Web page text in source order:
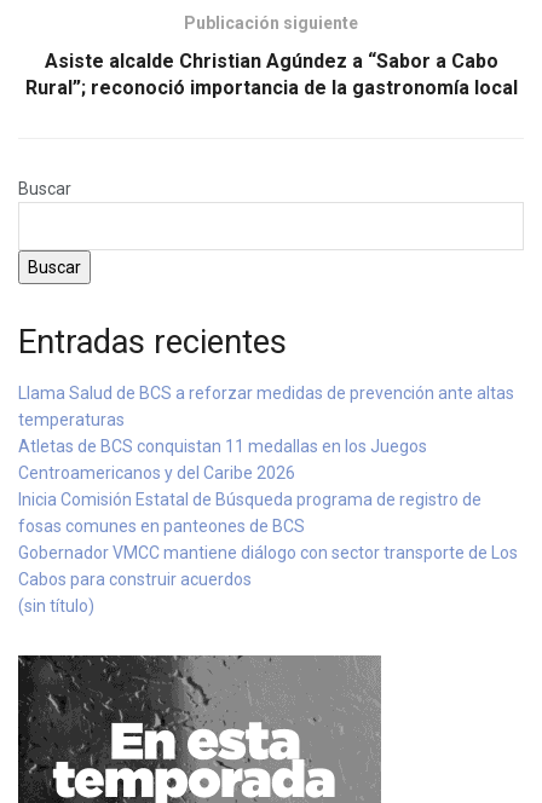
Publicación siguiente
Asiste alcalde Christian Agúndez a “Sabor a Cabo
Rural”; reconoció importancia de la gastronomía local
Buscar
Buscar
Entradas recientes
Llama Salud de BCS a reforzar medidas de prevención ante altas
temperaturas
Atletas de BCS conquistan 11 medallas en los Juegos
Centroamericanos y del Caribe 2026
Inicia Comisión Estatal de Búsqueda programa de registro de
fosas comunes en panteones de BCS
Gobernador VMCC mantiene diálogo con sector transporte de Los
Cabos para construir acuerdos
(sin título)